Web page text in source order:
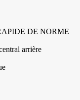
DE NORME
arrière